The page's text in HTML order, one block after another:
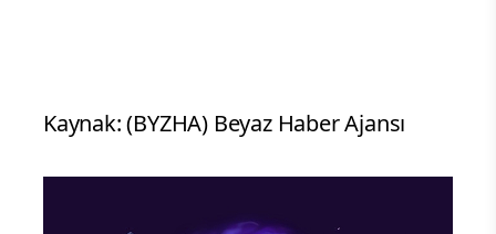
Kaynak: (BYZHA) Beyaz Haber Ajansı